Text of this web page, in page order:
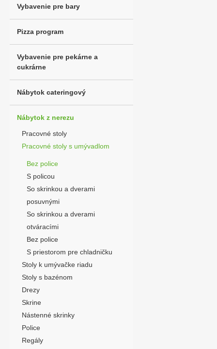
Vybavenie pre bary
Pizza program
Vybavenie pre pekárne a
cukrárne
Nábytok cateringový
Nábytok z nerezu
Pracovné stoly
Pracovné stoly s umývadlom
Bez police
S policou
So skrinkou a dverami
posuvnými
So skrinkou a dverami
otváracími
Bez police
S priestorom pre chladničku
Stoly k umývačke riadu
Stoly s bazénom
Drezy
Skrine
Nástenné skrinky
Police
Regály